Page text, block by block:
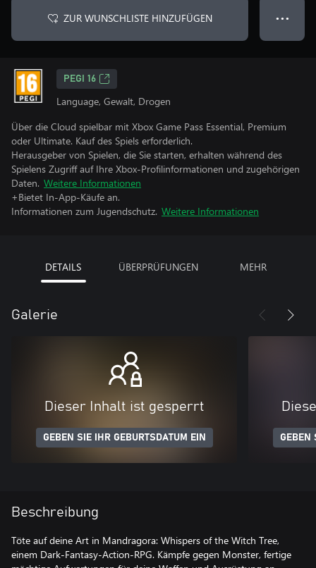
ZUR WUNSCHLISTE HINZUFÜGEN ● ● ●
PEGI 16
Language, Gewalt, Drogen
Über die Cloud spielbar mit Xbox Game Pass Essential, Premium
oder Ultimate. Kauf des Spiels erforderlich.
Herausgeber von Spielen, die Sie starten, erhalten während des
Spielens Zugriff auf Ihre Xbox-Profilinformationen und zugehörigen
Daten. Weitere Informationen
+Bietet In-App-Käufe an.
Informationen zum Jugendschutz. Weitere Informationen
DETAILS ÜBERPRÜFUNGEN MEHR
Galerie
Dieser Inhalt ist gesperrt
GEBEN SIE IHR GEBURTSDATUM EIN GEBEN
Beschreibung
Töte auf deine Art in Mandragora: Whispers of the Witch Tree,
einem Dark-Fantasy-Action-RPG. Kämpfe gegen Monster, fertige